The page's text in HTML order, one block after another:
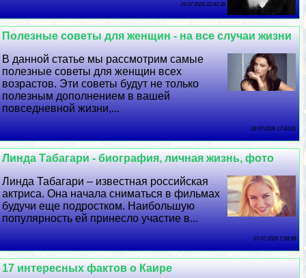
29 07 2026 22:42:39
Полезные советы для женщин - на все случаи жизни
В данной статье мы рассмотрим самые
полезные советы для женщин всех
возрастов. Эти советы будут не только
полезным дополнением в вашей
повседневной жизни,...
28 07 2026 17:43:20
Линда Табагари - биография, личная жизнь, фото
Линда Табагари – известная российская
актриса. Она начала сниматься в фильмах
будучи еще подростком. Наибольшую
популярность ей принесло участие в...
27 07 2026 7:58:58
17 интересных фактов о Каире